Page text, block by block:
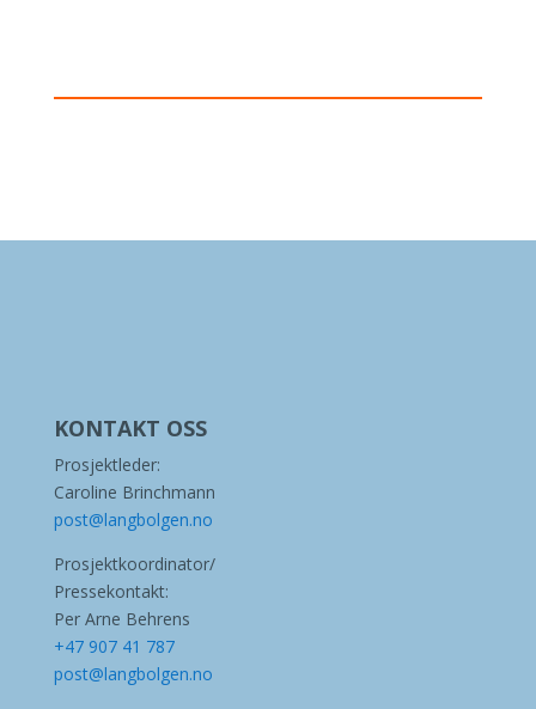
KONTAKT OSS
Prosjektleder:
Caroline Brinchmann
post@langbolgen.no
Prosjektkoordinator/
Pressekontakt:
Per Arne Behrens
+47 907 41 787
post@langbolgen.no